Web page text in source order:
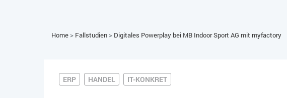
Home > Fallstudien > Digitales Powerplay bei MB Indoor Sport AG mit myfactory
ERP HANDEL IT-KONKRET